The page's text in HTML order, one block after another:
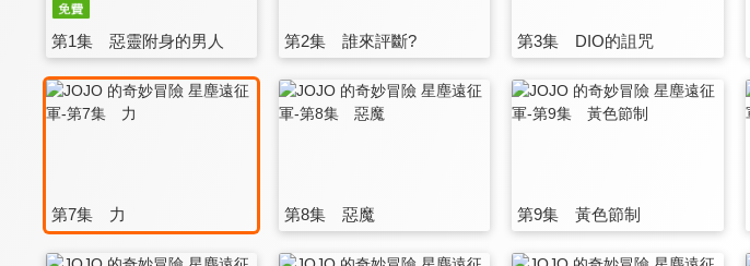
第1集 惡靈附身的男人 第2集 誰來評斷? 第3集 DIO的詛咒
第7集 力 第8集 惡魔 第9集 黃色節制